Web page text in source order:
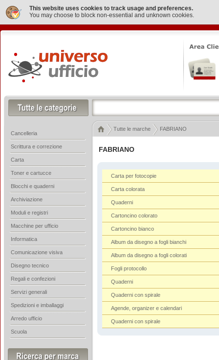
This website uses cookies to track usage and preferences.
You may choose to block non-essential and unknown cookies.
FABRIANO
Carta per fotocopie
Carta colorata
Quaderni
Cartoncino colorato
Cartoncino bianco
Album da disegno a fogli bianchi
Album da disegno a fogli colorati
Fogli protocollo
Quaderni
Quaderni con spirale
Agende, organizer e calendari
Quaderni con spirale
Cancelleria
Scrittura e correzione
Carta
Toner e cartucce
Blocchi e quaderni
Archiviazione
Moduli e registri
Macchine per ufficio
Informatica
Comunicazione visiva
Disegno tecnico
Regali e confezioni
Servizi generali
Spedizioni e imballaggi
Arredo ufficio
Scuola
Tutte le marche FABRIANO